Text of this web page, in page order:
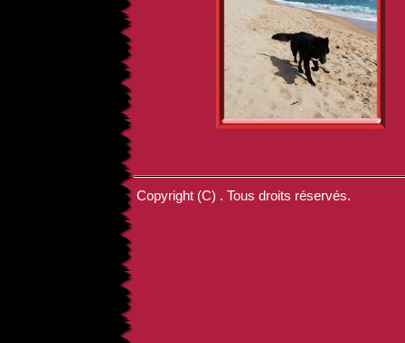
Copyright (C) . Tous droits réservés.